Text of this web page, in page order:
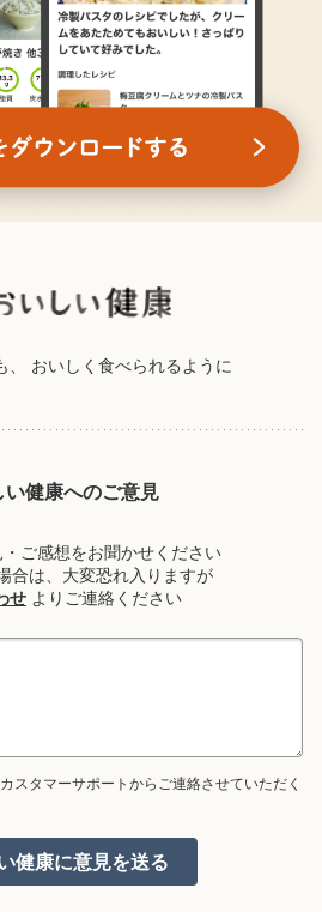
おいしく食べられるように
い健康へのご意見
ご感想をお聞かせください
合は、大変恐れ入りますが
せ よりご連絡ください
スタマーサポートからご連絡させていただく